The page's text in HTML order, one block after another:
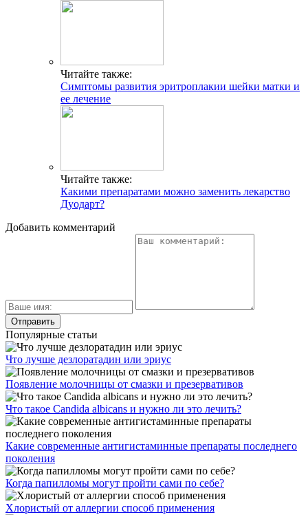
Читайте также:
Симптомы развития эритроплакии шейки матки и
ее лечение
Читайте также:
Какими препаратами можно заменить лекарство
Дуодарт?
Добавить комментарий
Популярные статьи
Что лучше дезлоратадин или эриус
Появление молочницы от смазки и презервативов
Что такое Candida albicans и нужно ли это лечить?
Какие современные антигистаминные препараты последнего
поколения
Когда папилломы могут пройти сами по себе?
Хлористый от аллергии способ применения